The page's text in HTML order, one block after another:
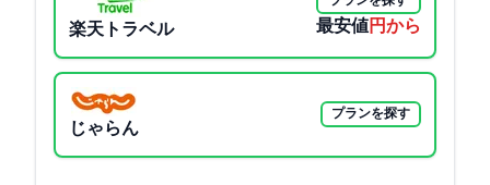
楽天トラベル 最安値3700円から
じゃらん
プランを探す